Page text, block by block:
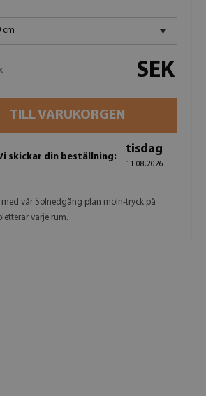
cm
SEK
TILL VARUKORGEN
skickar din beställning:
tisdag
11.08.2026
vår Solnedgång plan moln-tryck på
varje rum.